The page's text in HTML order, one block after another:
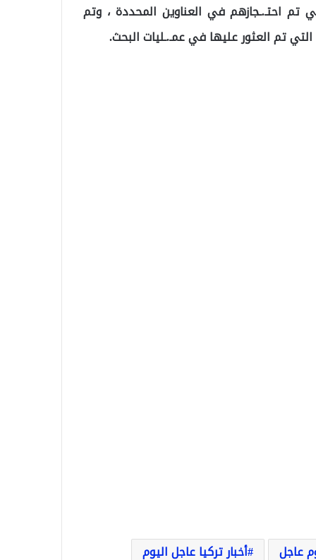
التي تم احتـ.ـجازهم في العناوين المحددة ، وتم
التي تم العثور عليها في عمـ.ـليات البحث.
عاجل
أخبار تركيا عاجل اليوم